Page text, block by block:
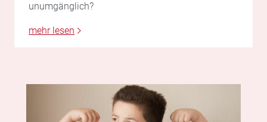
unumgänglich?
mehr lesen